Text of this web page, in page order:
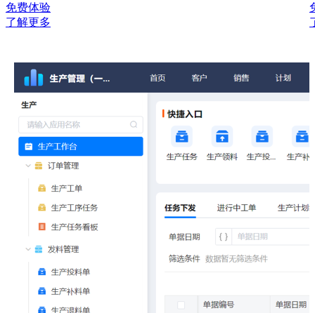
免费体验
了解更多